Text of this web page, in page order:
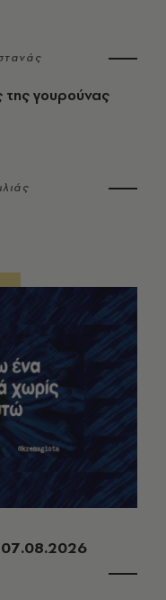
της γουρούνας